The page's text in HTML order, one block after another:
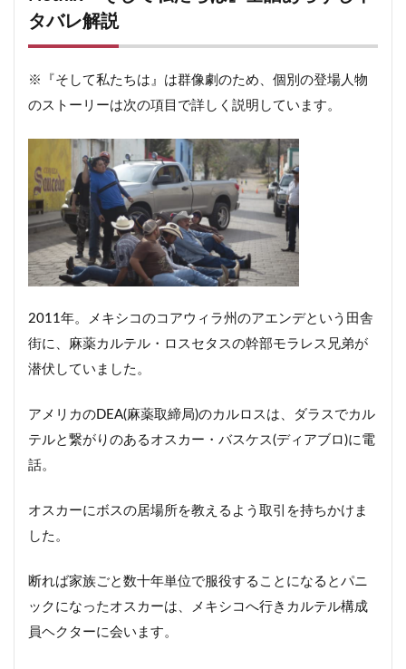
タバレ解説
※『そして私たちは』は群像劇のため、個別の登場人物
のストーリーは次の項目で詳しく説明しています。
2011年。メキシコのコアウィラ州のアエンデという田舎
街に、麻薬カルテル・ロスセタスの幹部モラレス兄弟が
潜伏していました。
アメリカのDEA(麻薬取締局)のカルロスは、ダラスでカル
テルと繋がりのあるオスカー・バスケス(ディアブロ)に電
話。
オスカーにボスの居場所を教えるよう取引を持ちかけま
した。
断れば家族ごと数十年単位で服役することになるとパニ
ックになったオスカーは、メキシコへ行きカルテル構成
員ヘクターに会います。